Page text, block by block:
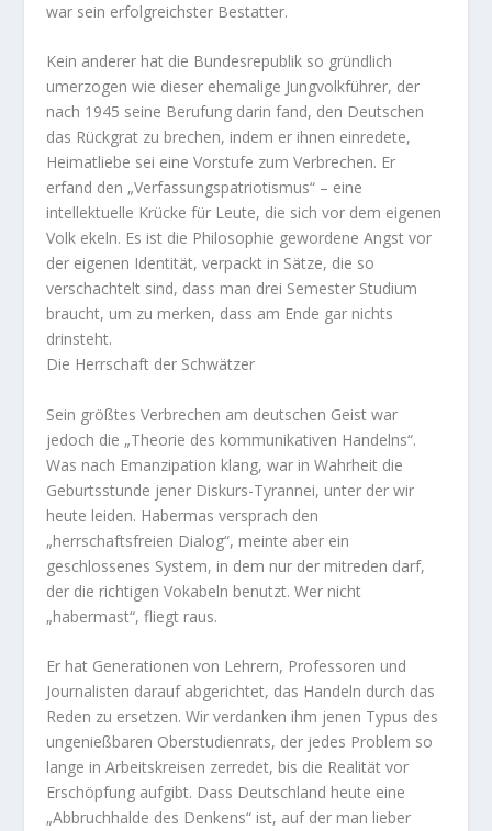
war sein erfolgreichster Bestatter.
Kein anderer hat die Bundesrepublik so gründlich
umerzogen wie dieser ehemalige Jungvolkführer, der
nach 1945 seine Berufung darin fand, den Deutschen
das Rückgrat zu brechen, indem er ihnen einredete,
Heimatliebe sei eine Vorstufe zum Verbrechen. Er
erfand den „Verfassungspatriotismus“ – eine
intellektuelle Krücke für Leute, die sich vor dem eigenen
Volk ekeln. Es ist die Philosophie gewordene Angst vor
der eigenen Identität, verpackt in Sätze, die so
verschachtelt sind, dass man drei Semester Studium
braucht, um zu merken, dass am Ende gar nichts
drinsteht.
Die Herrschaft der Schwätzer
Sein größtes Verbrechen am deutschen Geist war
jedoch die „Theorie des kommunikativen Handelns“.
Was nach Emanzipation klang, war in Wahrheit die
Geburtsstunde jener Diskurs-Tyrannei, unter der wir
heute leiden. Habermas versprach den
„herrschaftsfreien Dialog“, meinte aber ein
geschlossenes System, in dem nur der mitreden darf,
der die richtigen Vokabeln benutzt. Wer nicht
„habermast“, fliegt raus.
Er hat Generationen von Lehrern, Professoren und
Journalisten darauf abgerichtet, das Handeln durch das
Reden zu ersetzen. Wir verdanken ihm jenen Typus des
ungenießbaren Oberstudienrats, der jedes Problem so
lange in Arbeitskreisen zerredet, bis die Realität vor
Erschöpfung aufgibt. Dass Deutschland heute eine
„Abbruchhalde des Denkens“ ist, auf der man lieber